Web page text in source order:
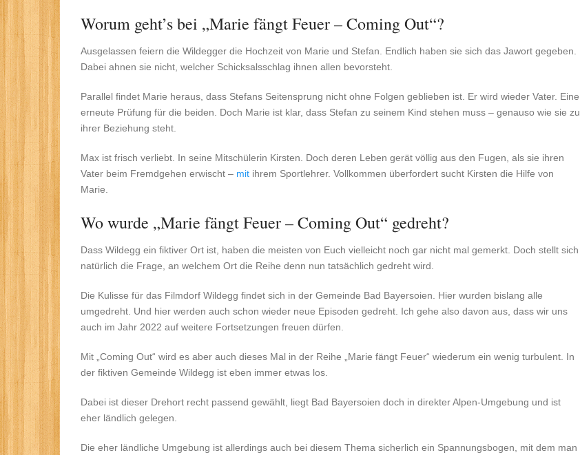
Worum geht’s bei „Marie fängt Feuer – Coming Out“?
Ausgelassen feiern die Wildegger die Hochzeit von Marie und Stefan. Endlich haben sie sich das Jawort gegeben.
Dabei ahnen sie nicht, welcher Schicksalsschlag ihnen allen bevorsteht.
Parallel findet Marie heraus, dass Stefans Seitensprung nicht ohne Folgen geblieben ist. Er wird wieder Vater. Eine
erneute Prüfung für die beiden. Doch Marie ist klar, dass Stefan zu seinem Kind stehen muss – genauso wie sie zu
ihrer Beziehung steht.
Max ist frisch verliebt. In seine Mitschülerin Kirsten. Doch deren Leben gerät völlig aus den Fugen, als sie ihren
Vater beim Fremdgehen erwischt – mit ihrem Sportlehrer. Vollkommen überfordert sucht Kirsten die Hilfe von
Marie.
Wo wurde „Marie fängt Feuer – Coming Out“ gedreht?
Dass Wildegg ein fiktiver Ort ist, haben die meisten von Euch vielleicht noch gar nicht mal gemerkt. Doch stellt sich
natürlich die Frage, an welchem Ort die Reihe denn nun tatsächlich gedreht wird.
Die Kulisse für das Filmdorf Wildegg findet sich in der Gemeinde Bad Bayersoien. Hier wurden bislang alle
umgedreht. Und hier werden auch schon wieder neue Episoden gedreht. Ich gehe also davon aus, dass wir uns
auch im Jahr 2022 auf weitere Fortsetzungen freuen dürfen.
Mit „Coming Out“ wird es aber auch dieses Mal in der Reihe „Marie fängt Feuer“ wiederum ein wenig turbulent. In
der fiktiven Gemeinde Wildegg ist eben immer etwas los.
Dabei ist dieser Drehort recht passend gewählt, liegt Bad Bayersoien doch in direkter Alpen-Umgebung und ist
eher ländlich gelegen.
Die eher ländliche Umgebung ist allerdings auch bei diesem Thema sicherlich ein Spannungsbogen, mit dem man